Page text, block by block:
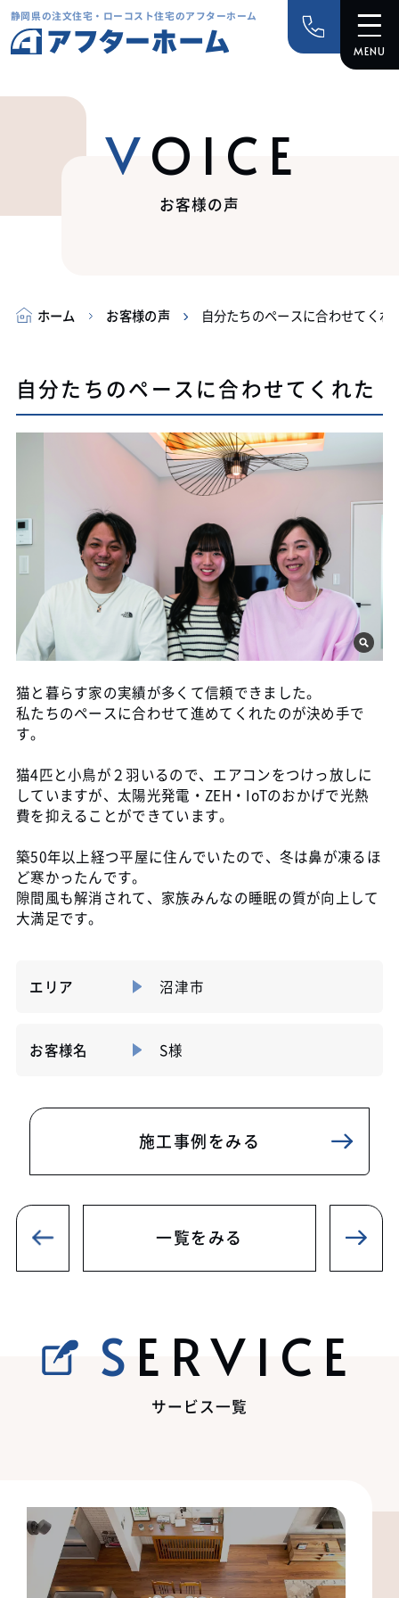
静岡県の注文住宅・ローコスト住宅のアフターホーム
VOICE
お客様の声
ホーム お客様の声 自分たちのペースに合わせてくれ
自分たちのペースに合わせてくれた
猫と暮らす家の実績が多くて信頼できました。
私たちのペースに合わせて進めてくれたのが決め手で
す。
猫4匹と小鳥が２羽いるので、エアコンをつけっ放しに
していますが、太陽光発電・ZEH・IoTのおかげで光熱
費を抑えることができています。
築50年以上経つ平屋に住んでいたので、冬は鼻が凍るほ
ど寒かったんです。
隙間風も解消されて、家族みんなの睡眠の質が向上して
大満足です。
エリア 沼津市
お客様名 S様
施工事例をみる
一覧をみる
SERVICE
サービス一覧